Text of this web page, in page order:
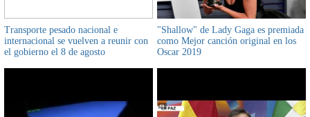
Transporte pesado nacional e
internacional se vuelven a reunir con
el gobierno el 8 de agosto
"Shallow" de Lady Gaga es premiada
como Mejor canción original en los
Oscar 2019